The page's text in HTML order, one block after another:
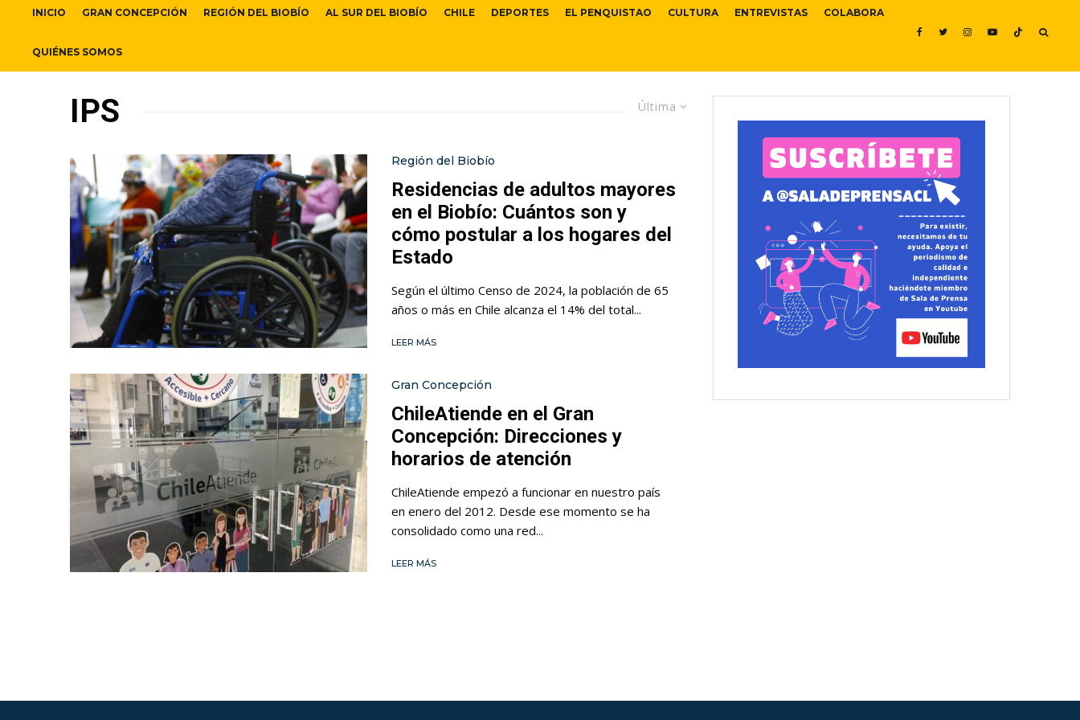
INICIO GRAN CONCEPCIÓN REGIÓN DEL BIOBÍO AL SUR DEL BIOBÍO CHILE DEPORTES EL PENQUISTAO CULTURA ENTREVISTAS COLABORA
QUIÉNES SOMOS
Última
IPS
Región del Biobío
Residencias de adultos mayores
en el Biobío: Cuántos son y
cómo postular a los hogares del
Estado
Según el último Censo de 2024, la población de 65
años o más en Chile alcanza el 14% del total...
LEER MÁS
Gran Concepción
ChileAtiende en el Gran
Concepción: Direcciones y
horarios de atención
ChileAtiende empezó a funcionar en nuestro país
en enero del 2012. Desde ese momento se ha
consolidado como una red...
LEER MÁS